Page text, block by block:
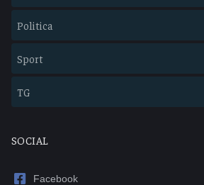
Politica
Sport
TG
SOCIAL
Facebook